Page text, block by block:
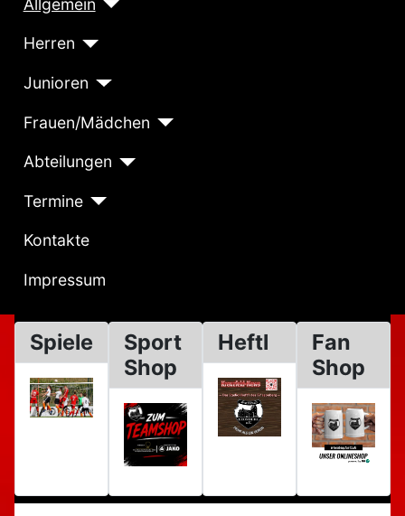
Allgemein
Herren
Junioren
Frauen/Mädchen
Abteilungen
Termine
Kontakte
Impressum
Spiele
Sport
Shop
Heftl
Fan
Shop